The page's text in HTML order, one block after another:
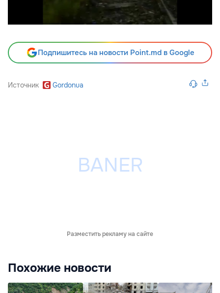
Подпишитесь на новости Point.md в Google
Источник Gordonua
Разместить рекламу на сайте
Похожие новости